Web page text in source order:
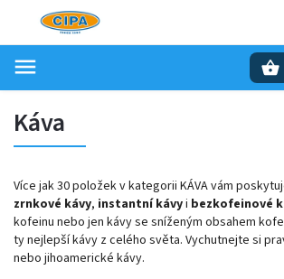
Káva
Více jak 30 položek v kategorii KÁVA vám
zrnkové kávy, instantní kávyi bezkofeinové
kofeinu nebo jen kávy se sníženým obsahem
ty nejlepší kávy z celého světa. Vychutnejte si
nebo jihoamerické kávy.